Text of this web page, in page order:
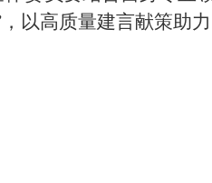
以高质量建言献策助